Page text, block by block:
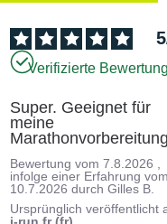
5
Verifizierte
Super. Geeignet für
meine
Bewertung vom7.8.2026
infolge einer Erfahrung
10.7.2026 durchGilles B.
Ursprünglich veröffentlicht